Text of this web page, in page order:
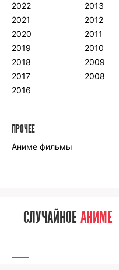
2022
2021
2020
2019
2018
2017
2016
2013
2012
2011
2010
2009
2008
ПРОЧЕЕ
Аниме фильмы
СЛУЧАЙНОЕ АНИМЕ